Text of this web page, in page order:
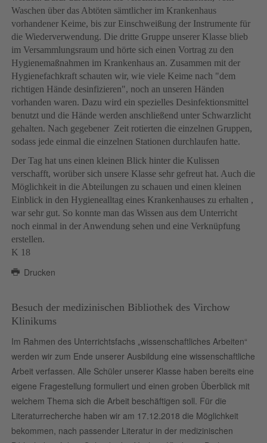
Waschen über das Abtöten sämtlicher im Krankenhaus
vorhandener Keime, bis zur Einschweißung der Instrumente für
die Wiederverwendung. Die dritte Gruppe unserer Klasse blieb
im Versammlungsraum und hörte sich einen Vortrag zu den
Hygienemaßnahmen im Krankenhaus an. Zusammen mit der
Hygienefachkraft schauten wir, wie viele Keime nach "dem
richtigen Hände desinfizieren", noch an unseren Händen
vorhanden waren. Dazu wird ein spezielles Desinfektionsmittel
benutzt und die Hände werden anschließend unter Schwarzlicht
gehalten. Nach gegebener Zeit rotierten die einzelnen Gruppen,
sodass jede einmal die einzelnen Stationen durchlaufen hatte.
Der Tag hat uns einen kleinen Blick hinter die Kulissen
verschafft, worüber sich unsere Klasse sehr gefreut hat. Auch die
Möglichkeit in die Abteilungen zu schauen und einen kleinen
Einblick in den Hygienealltag eines Krankenhauses zu erhalten ,
war sehr gut. So konnte man das Wissen aus dem Unterricht
noch einmal in der Anwendung sehen und eine Verknüpfung
erstellen.
K 18
Drucken
Besuch der medizinischen Bibliothek des Virchow
Klinikums
Im Rahmen des Unterrichtsfachs „wissenschaftliches Arbeiten“
werden wir zum Ende unserer Ausbildung eine wissenschaftliche
Arbeit verfassen. Alle Schüler unserer Klasse haben bereits eine
eigene Fragestellung formuliert und einen groben Überblick mit
welchem Thema sich die Arbeit beschäftigen soll. Für die
Literaturrecherche haben wir am 17.12.2018 die Möglichkeit
bekommen, nach passender Literatur in der medizinischen